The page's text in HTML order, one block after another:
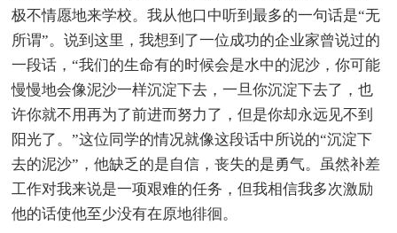
极不情愿地来学校。我从他口中听到最多的一句话是“无
所谓”。说到这里，我想到了一位成功的企业家曾说过的
一段话，“我们的生命有的时候会是水中的泥沙，你可能
慢慢地会像泥沙一样沉淀下去，一旦你沉淀下去了，也
许你就不用再为了前进而努力了，但是你却永远见不到
阳光了。”这位同学的情况就像这段话中所说的“沉淀下
去的泥沙”，他缺乏的是自信，丧失的是勇气。虽然补差
工作对我来说是一项艰难的任务，但我相信我多次激励
他的话使他至少没有在原地徘徊。